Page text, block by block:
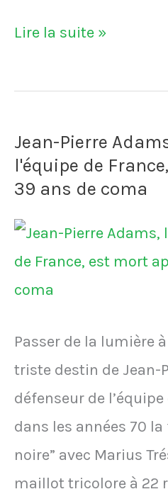
Ils
vendre
joueur
au
Lens
pour
pouvoir
dans
leur
pays
Lire la suite »
Jean-Pierre
l'équipe de
39 ans de coma
Passer de la lumière
triste destin de Jean-
défenseur de
dans les années 70
noire” avec Marius
maillot tricolore à 22